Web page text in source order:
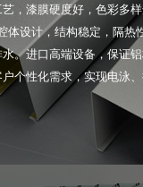
，漆膜硬度好，色彩多
体设计，结构稳定，隔热
。进口高端设备，保证
个性化需求，实现电泳、